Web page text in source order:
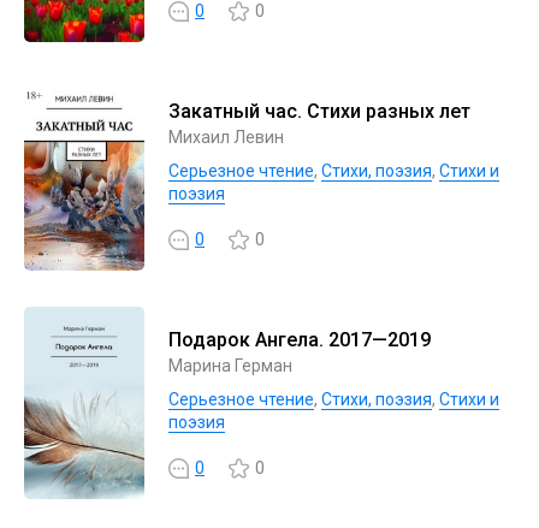
0 0
Закатный час. Cтихи разных лет
Михаил Левин
Серьезное чтение, Cтихи, поэзия, Стихи и
поэзия
0 0
Подарок Ангела. 2017—2019
Марина Герман
Серьезное чтение, Cтихи, поэзия, Стихи и
поэзия
0 0